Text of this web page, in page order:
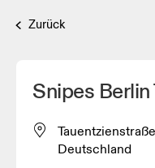
Zurück
Snipes
Deutschland